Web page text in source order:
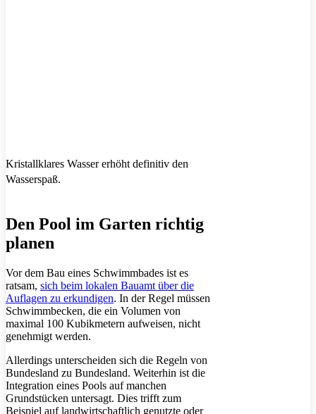
Kristallklares Wasser erhöht definitiv den
Wasserspaß.
Den Pool im Garten richtig
planen
Vor dem Bau eines Schwimmbades ist es
ratsam, sich beim lokalen Bauamt über die
Auflagen zu erkundigen. In der Regel müssen
Schwimmbecken, die ein Volumen von
maximal 100 Kubikmetern aufweisen, nicht
genehmigt werden.
Allerdings unterscheiden sich die Regeln von
Bundesland zu Bundesland. Weiterhin ist die
Integration eines Pools auf manchen
Grundstücken untersagt. Dies trifft zum
Beispiel auf landwirtschaftlich genutzte oder